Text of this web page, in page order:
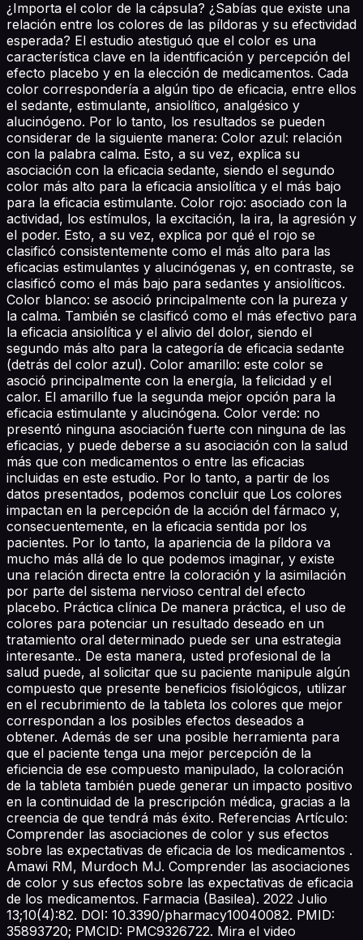
¿Importa el color de la cápsula? ¿Sabías que existe una
relación entre los colores de las píldoras y su efectividad
esperada? El estudio atestiguó que el color es una
característica clave en la identificación y percepción del
efecto placebo y en la elección de medicamentos. Cada
color correspondería a algún tipo de eficacia, entre ellos
el sedante, estimulante, ansiolítico, analgésico y
alucinógeno. Por lo tanto, los resultados se pueden
considerar de la siguiente manera: Color azul: relación
con la palabra calma. Esto, a su vez, explica su
asociación con la eficacia sedante, siendo el segundo
color más alto para la eficacia ansiolítica y el más bajo
para la eficacia estimulante. Color rojo: asociado con la
actividad, los estímulos, la excitación, la ira, la agresión y
el poder. Esto, a su vez, explica por qué el rojo se
clasificó consistentemente como el más alto para las
eficacias estimulantes y alucinógenas y, en contraste, se
clasificó como el más bajo para sedantes y ansiolíticos.
Color blanco: se asoció principalmente con la pureza y
la calma. También se clasificó como el más efectivo para
la eficacia ansiolítica y el alivio del dolor, siendo el
segundo más alto para la categoría de eficacia sedante
(detrás del color azul). Color amarillo: este color se
asoció principalmente con la energía, la felicidad y el
calor. El amarillo fue la segunda mejor opción para la
eficacia estimulante y alucinógena. Color verde: no
presentó ninguna asociación fuerte con ninguna de las
eficacias, y puede deberse a su asociación con la salud
más que con medicamentos o entre las eficacias
incluidas en este estudio. Por lo tanto, a partir de los
datos presentados, podemos concluir que Los colores
impactan en la percepción de la acción del fármaco y,
consecuentemente, en la eficacia sentida por los
pacientes. Por lo tanto, la apariencia de la píldora va
mucho más allá de lo que podemos imaginar, y existe
una relación directa entre la coloración y la asimilación
por parte del sistema nervioso central del efecto
placebo. Práctica clínica De manera práctica, el uso de
colores para potenciar un resultado deseado en un
tratamiento oral determinado puede ser una estrategia
interesante.. De esta manera, usted profesional de la
salud puede, al solicitar que su paciente manipule algún
compuesto que presente beneficios fisiológicos, utilizar
en el recubrimiento de la tableta los colores que mejor
correspondan a los posibles efectos deseados a
obtener. Además de ser una posible herramienta para
que el paciente tenga una mejor percepción de la
eficiencia de ese compuesto manipulado, la coloración
de la tableta también puede generar un impacto positivo
en la continuidad de la prescripción médica, gracias a la
creencia de que tendrá más éxito. Referencias Artículo:
Comprender las asociaciones de color y sus efectos
sobre las expectativas de eficacia de los medicamentos .
Amawi RM, Murdoch MJ. Comprender las asociaciones
de color y sus efectos sobre las expectativas de eficacia
de los medicamentos. Farmacia (Basilea). 2022 Julio
13;10(4):82. DOI: 10.3390/pharmacy10040082. PMID:
35893720; PMCID: PMC9326722. Mira el video